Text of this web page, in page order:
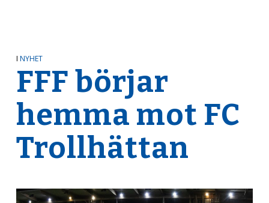
I NYHET
FFF börjar
hemma mot FC
Trollhättan